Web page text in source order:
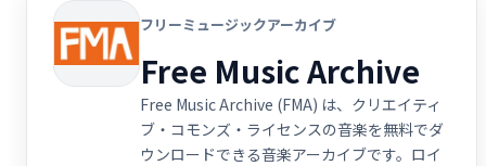
フリーミュージックアーカイブ
Free Music Archive
Free Music Archive (FMA) は、クリエイティ
ブ・コモンズ・ライセンスの音楽を無料でダ
ウンロードできる音楽アーカイブです。ロイ